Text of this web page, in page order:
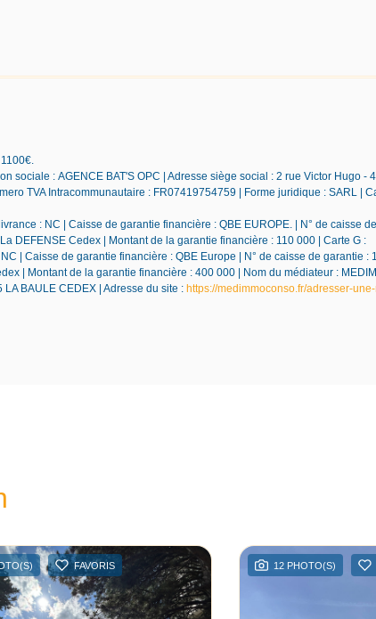
sociale : AGENCE BAT'S OPC | Adresse siège social : 2 rue Victor Hugo -
TVA Intracommunautaire : FR07419754759 | Forme juridique : SARL |
: NC | Caisse de garantie financière : QBE EUROPE. | N° de caisse
DEFENSE Cedex | Montant de la garantie financière : 110 000 | Carte G :
| Caisse de garantie financière : QBE Europe | N° de caisse de garantie :
| Montant de la garantie financière : 400 000 | Nom du médiateur :
BAULE CEDEX | Adresse du site : https://medimmoconso.fr/adresser-
FAVORIS 12 PHOTO(S)